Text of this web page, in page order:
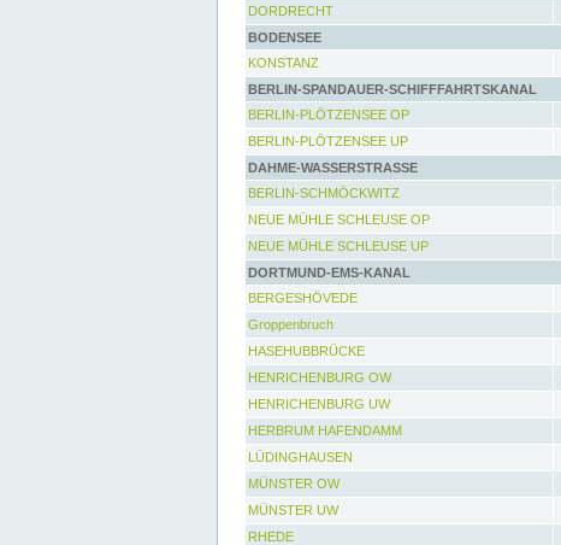
DORDRECHT
BODENSEE
KONSTANZ
BERLIN-SPANDAUER-SCHIFFFAHRTSKANAL
BERLIN-PLÖTZENSEE OP
BERLIN-PLÖTZENSEE UP
DAHME-WASSERSTRASSE
BERLIN-SCHMÖCKWITZ
NEUE MÜHLE SCHLEUSE OP
NEUE MÜHLE SCHLEUSE UP
DORTMUND-EMS-KANAL
BERGESHÖVEDE
Groppenbruch
HASEHUBBRÜCKE
HENRICHENBURG OW
HENRICHENBURG UW
HERBRUM HAFENDAMM
LÜDINGHAUSEN
MÜNSTER OW
MÜNSTER UW
RHEDE